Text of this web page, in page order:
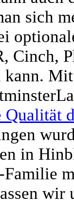
sich
Cinch,
in
wir